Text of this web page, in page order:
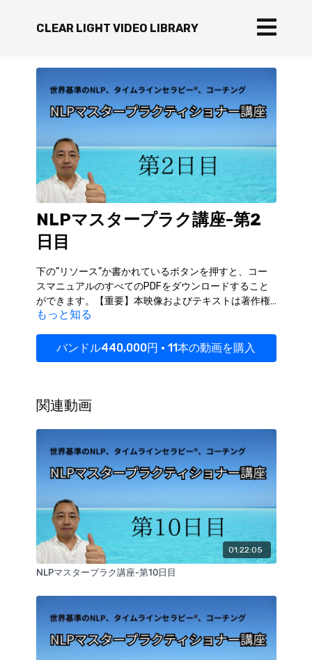
CLEAR LIGHT VIDEO LIBRARY
NLPマスタープラク講座-第2
日目
下の”リソース”か書かれているボタンを押すと、コー
スマニュアルのすべてのPDFをダウンロードすること
ができます。【重要】本映像およびテキストは著作権
により保護されており、無断での複製・転載・共有
います。違反が確認された場合、著作権侵害として法
的措置の対象となる可能性があります。ご自身の学習
もっと知る
バンドル440,000円 • 11本の動画を購入
関連動画
01:22:05
NLPマスタープラク講座-第10日目